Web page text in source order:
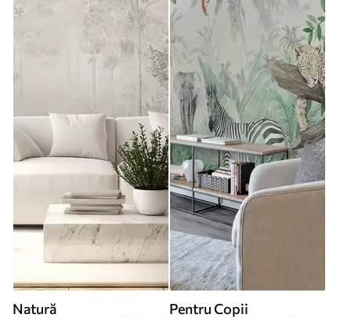
Natură Pentru Copii